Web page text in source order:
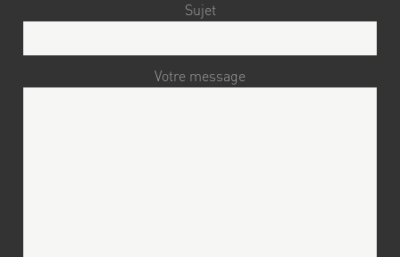
Sujet
Votre message